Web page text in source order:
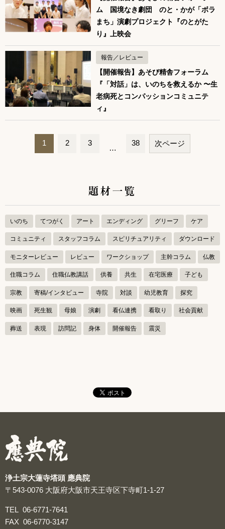
ム 国境なき劇団 のと・かが「ボラ
まち」演劇プロジェクト『のとがた
り』上映会
報告／レビュー
【開催報告】あそび精舎フォーラム
『「対話」は、いのちを救えるか 〜生
老病死とコンパッションコミュニテ
ィ』
ナ
ビ
ゲ
ー
シ
ョ
ン
1 2 3
…
38 次ページ
題材一覧
いのち てつがく アート エンディング グリーフ ケア
コミュニティ スタッフコラム スピリチュアリティ ダウンロード
モニターレビュー レビュー ワークショップ 主幹コラム 仏教
住職コラム 住職仏教講話 供養 共生 在宅医療 子ども
宗教 寄稿/インタビュー 寺院 対談 幼児教育 探究
映画 死生観 母娘 演劇 看仏連携 看取り 社会貢献
葬送 表現 訪問記 身体 開催報告 震災
浄土宗大蓮寺塔頭 應典院
〒543-0076 大阪府大阪市天王寺区下寺町1-1-27
TEL 06-6771-7641
FAX 06-6770-3147